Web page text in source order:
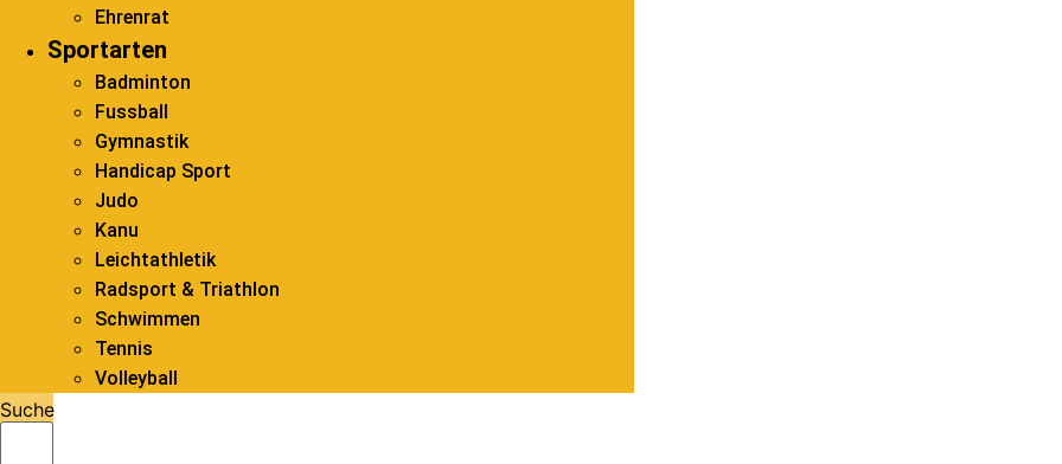
Ehrenrat
Sportarten
Badminton
Fussball
Gymnastik
Handicap Sport
Judo
Kanu
Leichtathletik
Radsport & Triathlon
Schwimmen
Tennis
Volleyball
Suche